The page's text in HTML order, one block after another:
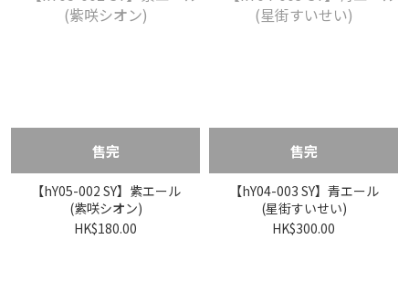
售完
【hY05-002 SY】紫エール
(紫咲シオン)
HK$180.00
售完
【hY04-003 SY】青エール
(星街すいせい)
HK$300.00